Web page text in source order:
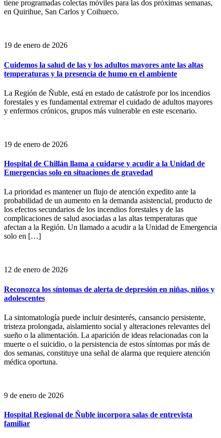
tiene programadas colectas móviles para las dos próximas semanas,
en Quirihue, San Carlos y Coihueco.
19 de enero de 2026
Cuidemos la salud de las y los adultos mayores ante las altas
temperaturas y la presencia de humo en el ambiente
La Región de Ñuble, está en estado de catástrofe por los incendios
forestales y es fundamental extremar el cuidado de adultos mayores
y enfermos crónicos, grupos más vulnerable en este escenario.
19 de enero de 2026
Hospital de Chillán llama a cuidarse y acudir a la Unidad de
Emergencias solo en situaciones de gravedad
La prioridad es mantener un flujo de atención expedito ante la
probabilidad de un aumento en la demanda asistencial, producto de
los efectos secundarios de los incendios forestales y de las
complicaciones de salud asociadas a las altas temperaturas que
afectan a la Región. Un llamado a acudir a la Unidad de Emergencia
solo en […]
12 de enero de 2026
Reconozca los síntomas de alerta de depresión en niñas, niños y
adolescentes
La sintomatología puede incluir desinterés, cansancio persistente,
tristeza prolongada, aislamiento social y alteraciones relevantes del
sueño o la alimentación. La aparición de ideas relacionadas con la
muerte o el suicidio, o la persistencia de estos síntomas por más de
dos semanas, constituye una señal de alarma que requiere atención
médica oportuna.
9 de enero de 2026
Hospital Regional de Ñuble incorpora salas de entrevista
familiar